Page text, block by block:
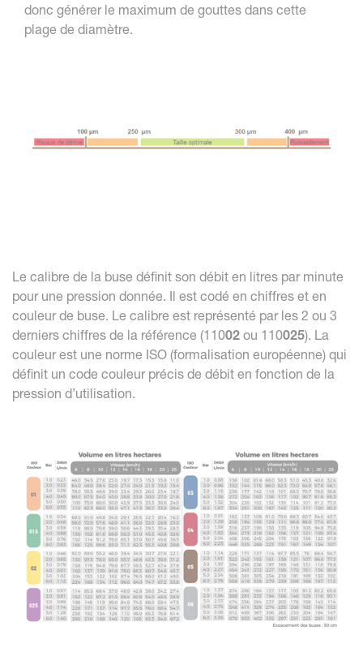
donc générer le maximum de gouttes dans cette
plage de diamètre.
Le calibre de la buse définit son débit en litres par minute
pour une pression donnée. Il est codé en chiffres et en
couleur de buse. Le calibre est représenté par les 2 ou 3
derniers chiffres de la référence (11002 ou 110025). La
couleur est une norme ISO (formalisation européenne) qui
définit un code couleur précis de débit en fonction de la
pression d’utilisation.